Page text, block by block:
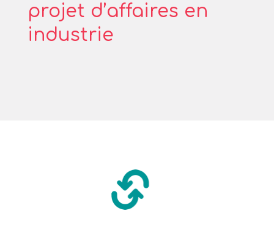
projet d’affaires en
industrie